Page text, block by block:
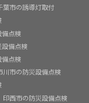
葉市の誘導灯取付
備点検
備点検
備点検
川市の防災設備点検
印西市の防災設備点検